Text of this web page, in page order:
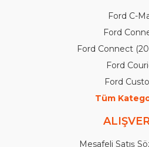
Ford C-
Ford
Ford Connect
Ford
Ford
Tüm
Mesafeli Satış